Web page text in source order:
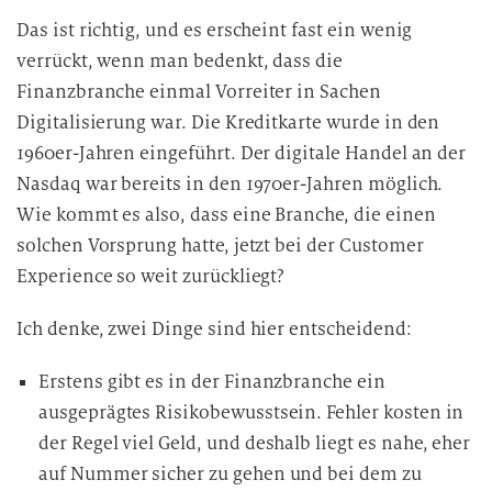
n
d
i
e
D
a
e
v
a
b
e
i
Das ist richtig, und es erscheint fast ein wenig
verrückt, wenn man bedenkt, dass die
Finanzbranche einmal Vorreiter in Sachen
Digitalisierung war. Die Kreditkarte wurde in den
1960er-Jahren eingeführt. Der digitale Handel an der
Nasdaq war bereits in den 1970er-Jahren möglich.
Wie kommt es also, dass eine Branche, die einen
solchen Vorsprung hatte, jetzt bei der Customer
Experience so weit zurückliegt?
Ich denke, zwei Dinge sind hier entscheidend:
Erstens gibt es in der Finanzbranche ein
ausgeprägtes Risikobewusstsein. Fehler kosten in
der Regel viel Geld, und deshalb liegt es nahe, eher
auf Nummer sicher zu gehen und bei dem zu